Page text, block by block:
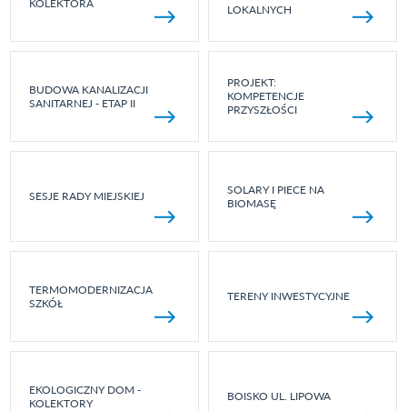
KOLEKTORA
LOKALNYCH
BUDOWA KANALIZACJI
SANITARNEJ - ETAP II
PROJEKT:
KOMPETENCJE
PRZYSZŁOŚCI
SESJE RADY MIEJSKIEJ
SOLARY I PIECE NA
BIOMASĘ
TERMOMODERNIZACJA
SZKÓŁ
TERENY INWESTYCYJNE
EKOLOGICZNY DOM -
KOLEKTORY
BOISKO UL. LIPOWA